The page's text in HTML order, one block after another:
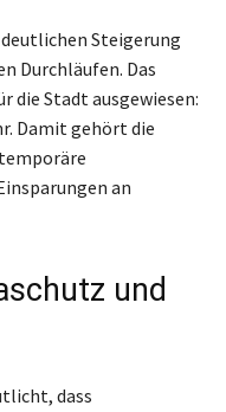
Steigerung
Durchläufen. Das
die Stadt ausgewiesen:
Damit gehört die
an
und
dass